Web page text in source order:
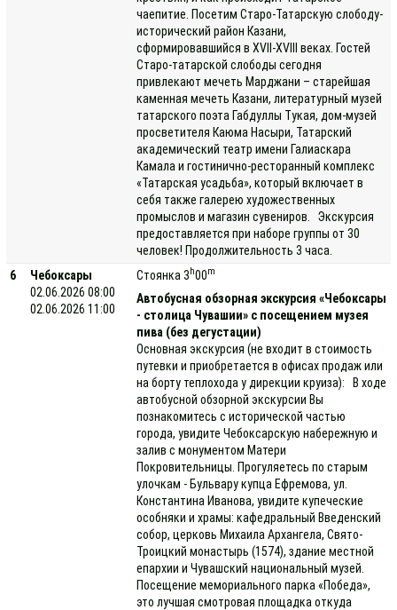
чаепитие. Посетим Старо-Татарскую слободу-
исторический район Казани,
сформировавшийся в XVII-XVIII веках. Гостей
Старо-татарской слободы сегодня
привлекают мечеть Марджани – старейшая
каменная мечеть Казани, литературный музей
татарского поэта Габдуллы Тукая, дом-музей
просветителя Каюма Насыри, Татарский
академический театр имени Галиаскара
Камала и гостинично-ресторанный комплекс
«Татарская усадьба», который включает в
себя также галерею художественных
промыслов и магазин сувениров. Экскурсия
предоставляется при наборе группы от 30
человек! Продолжительность 3 часа.
6
Чебоксары
02.06.2026 08:00
02.06.2026 11:00
Стоянка 3 h00m
Автобусная обзорная экскурсия «Чебоксары
- столица Чувашии» с посещением музея
пива (без дегустации)
Основная экскурсия (не входит в стоимость
путевки и приобретается в офисах продаж или
на борту теплохода у дирекции круиза): В ходе
автобусной обзорной экскурсии Вы
познакомитесь с исторической частью
города, увидите Чебоксарскую набережную и
залив с монументом Матери
Покровительницы. Прогуляетесь по старым
улочкам - Бульвару купца Ефремова, ул.
Константина Иванова, увидите купеческие
особняки и храмы: кафедральный Введенский
собор, церковь Михаила Архангела, Свято-
Троицкий монастырь (1574), здание местной
епархии и Чувашский национальный музей.
Посещение мемориального парка «Победа»,
это лучшая смотровая площадка откуда